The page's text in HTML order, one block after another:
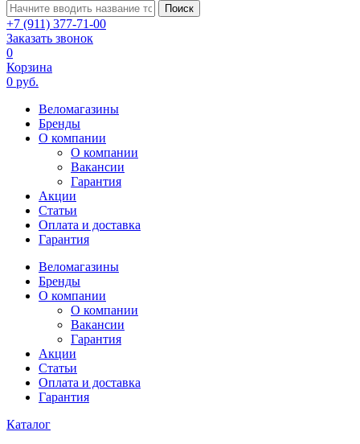
Поиск
+7 (911) 377-71-00
Заказать звонок
0
Корзина
0 руб.
Веломагазины
Бренды
О компании
О компании
Вакансии
Гарантия
Акции
Статьи
Оплата и доставка
Гарантия
Веломагазины
Бренды
О компании
О компании
Вакансии
Гарантия
Акции
Статьи
Оплата и доставка
Гарантия
Каталог